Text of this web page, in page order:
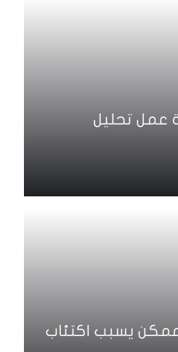
عمل تحليل
يسبب اكتئاب